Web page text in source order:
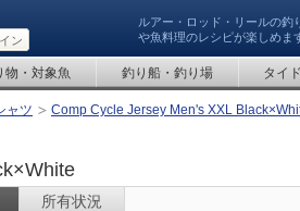
ルアー・ロッド・リールの
や魚料理のレシピが楽しめま
ン
物・対象魚 釣り船・釣り場 タイ
ャツ Comp Cycle Jersey Men's XXL
所有状況